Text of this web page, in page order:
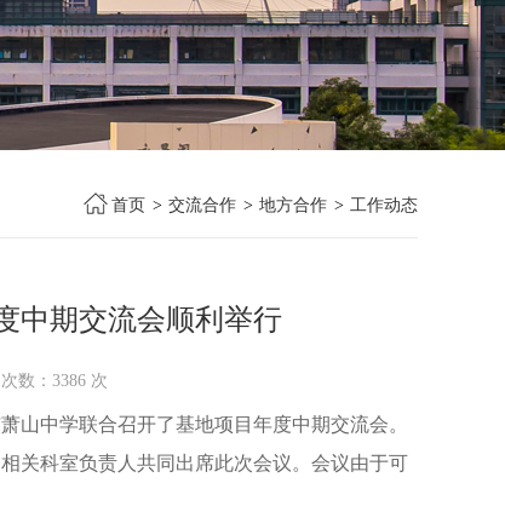
首页 > 交流合作 > 地方合作 > 工作动态
中期交流会顺利举行
数： 3386 次
中学联合召开了基地项目年度中期交流会。
关科室负责人共同出席此次会议。会议由于可